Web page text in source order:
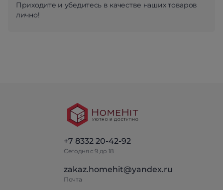
Приходите и убедитесь в качестве наших товаров
лично!
+7 8332 20-42-92
Сегодня с 9 до 18
zakaz.homehit@yandex.ru
Почта